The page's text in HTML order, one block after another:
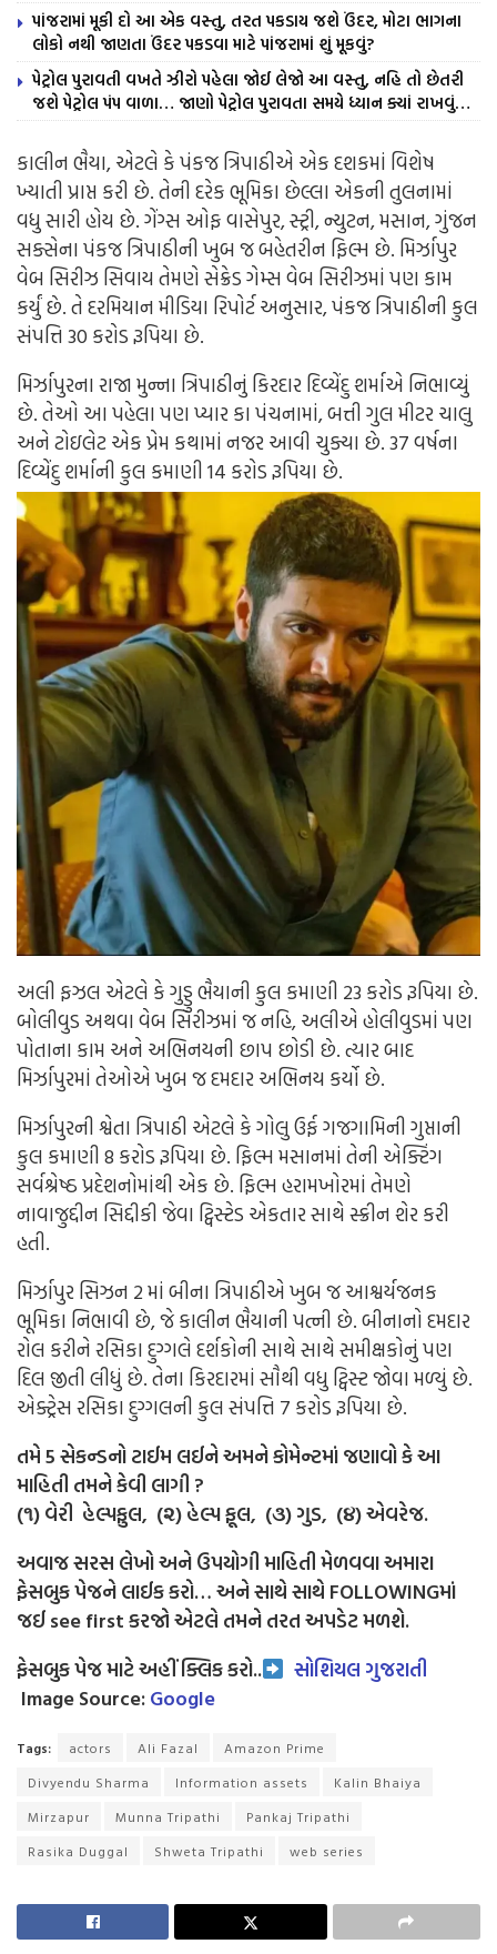
પાંજરામાં મૂકી દો આ એક વસ્તુ, તરત પકડાય જશે ઉંદર, મોટા ભાગના
લોકો નથી જાણતા ઉંદર પકડવા માટે પાંજરામાં શું મૂકવું?
પેટ્રોલ પુરાવતી વખતે ઝીરો પહેલા જોઈ લેજો આ વસ્તુ, નહિ તો છેતરી
જશે પેટ્રોલ પંપ વાળા… જાણો પેટ્રોલ પુરાવતા સમયે ધ્યાન ક્યાં રાખવું…
કાલીન ભૈયા, એટલે કે પંકજ ત્રિપાઠીએ એક દશકમાં વિશેષ
ખ્યાતી પ્રાપ્ત કરી છે. તેની દરેક ભૂમિકા છેલ્લા એકની તુલનામાં
વધુ સારી હોય છે. ગેંગ્સ ઓફ વાસેપુર, સ્ટ્રી, ન્યુટન, મસાન, ગુંજન
સક્સેના પંકજ ત્રિપાઠીની ખુબ જ બહેતરીન ફિલ્મ છે. મિર્ઝાપુર
વેબ સિરીઝ સિવાય તેમણે સેક્રેડ ગેમ્સ વેબ સિરીઝમાં પણ કામ
કર્યું છે. તે દરમિયાન મીડિયા રિપોર્ટ અનુસાર, પંકજ ત્રિપાઠીની કુલ
સંપત્તિ 30 કરોડ રૂપિયા છે.
મિર્ઝાપુરના રાજા મુન્ના ત્રિપાઠીનું કિરદાર દિવ્યેંદુ શર્માએ નિભાવ્યું
છે. તેઓ આ પહેલા પણ પ્યાર કા પંચનામાં, બત્તી ગુલ મીટર ચાલુ
અને ટોઇલેટ એક પ્રેમ કથામાં નજર આવી ચુક્યા છે. 37 વર્ષના
દિવ્યેંદુ શર્માની કુલ કમાણી 14 કરોડ રૂપિયા છે.
અલી ફઝલ એટલે કે ગુડ્ડુ ભૈયાની કુલ કમાણી 23 કરોડ રૂપિયા છે.
બોલીવુડ અથવા વેબ સિરીઝમાં જ નહિ, અલીએ હોલીવુડમાં પણ
પોતાના કામ અને અભિનયની છાપ છોડી છે. ત્યાર બાદ
મિર્ઝાપુરમાં તેઓએ ખુબ જ દમદાર અભિનય કર્યો છે.
મિર્ઝાપુરની શ્વેતા ત્રિપાઠી એટલે કે ગોલુ ઉર્ફ ગજગામિની ગુપ્તાની
કુલ કમાણી 8 કરોડ રૂપિયા છે. ફિલ્મ મસાનમાં તેની એક્ટિંગ
સર્વશ્રેષ્ઠ પ્રદેશનોમાંથી એક છે. ફિલ્મ હરામખોરમાં તેમણે
નાવાજુદ્દીન સિદ્દીકી જેવા ટ્વિસ્ટેડ એકતાર સાથે સ્ક્રીન શેર કરી
હતી.
મિર્ઝાપુર સિઝન 2 માં બીના ત્રિપાઠીએ ખુબ જ આશ્વર્યજનક
ભૂમિકા નિભાવી છે, જે કાલીન ભૈયાની પત્ની છે. બીનાનો દમદાર
રોલ કરીને રસિકા દુગ્ગલે દર્શકોની સાથે સાથે સમીક્ષકોનું પણ
દિલ જીતી લીધું છે. તેના કિરદારમાં સૌથી વધુ ટ્વિસ્ટ જોવા મળ્યું છે.
એક્ટ્રેસ રસિકા દુગ્ગલની કુલ સંપત્તિ 7 કરોડ રૂપિયા છે.
તમે 5 સેકન્ડનો ટાઈમ લઈને અમને કોમેન્ટમાં જણાવો કે આ
માહિતી તમને કેવી લાગી ?
(૧) વેરી હેલ્પફુલ, (૨) હેલ્પ ફૂલ, (૩) ગુડ, (૪) એવરેજ.
અવાજ સરસ લેખો અને ઉપયોગી માહિતી મેળવવા અમારા
ફેસબુક પેજને લાઈક કરો… અને સાથે સાથે FOLLOWINGમાં
જઈ see first કરજો એટલે તમને તરત અપડેટ મળશે.
ફેસબુક પેજ માટે અહીં ક્લિક કરો..
સોશિયલ ગુજરાતી
Image Source:Google
Tags: actors Ali Fazal
Amazon Prime
Divyendu Sharma
Information assets
Kalin Bhaiya
Mirzapur
Munna Tripathi
Pankaj Tripathi
Rasika Duggal
Shweta Tripathi web series